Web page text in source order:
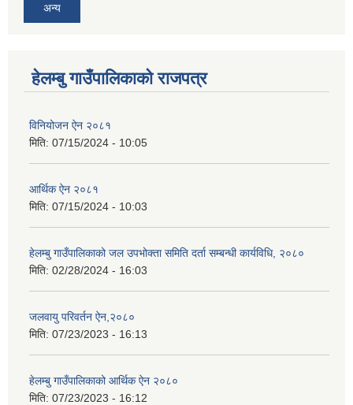
अन्य
हेलम्बु गाउँपालिकाको राजपत्र
विनियोजन ऐन २०८१
मिति: 07/15/2024 - 10:05
आर्थिक ऐन २०८१
मिति: 07/15/2024 - 10:03
हेलम्बु गाउँपालिकाको जल उपभोक्ता समिति दर्ता सम्बन्धी कार्यविधि, २०८०
मिति: 02/28/2024 - 16:03
जलवायु परिवर्तन ऐन,२०८०
मिति: 07/23/2023 - 16:13
हेलम्बु गाउँपालिकाको आर्थिक ऐन २०८०
मिति: 07/23/2023 - 16:12